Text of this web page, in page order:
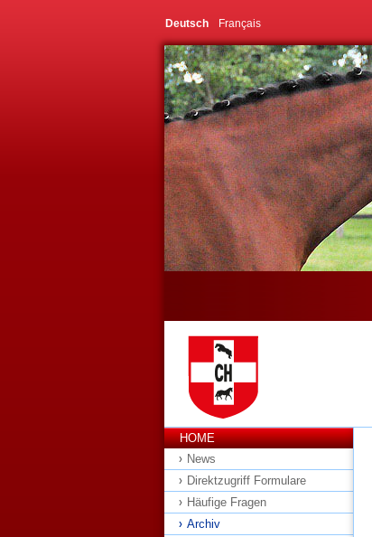
Deutsch Français
HOME
News
Direktzugriff Formulare
Häufige Fragen
Archiv